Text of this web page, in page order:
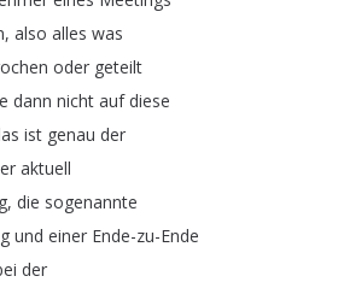
, also alles was
oder geteilt
dann nicht auf diese
ist genau der
aktuell
, die sogenannte
und einer Ende-zu-Ende
der